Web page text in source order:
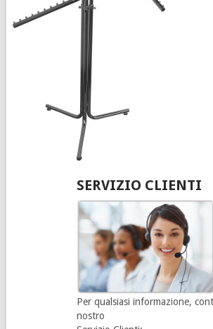
SERVIZIO CLIENTI
Per qualsiasi informazione,
nostro